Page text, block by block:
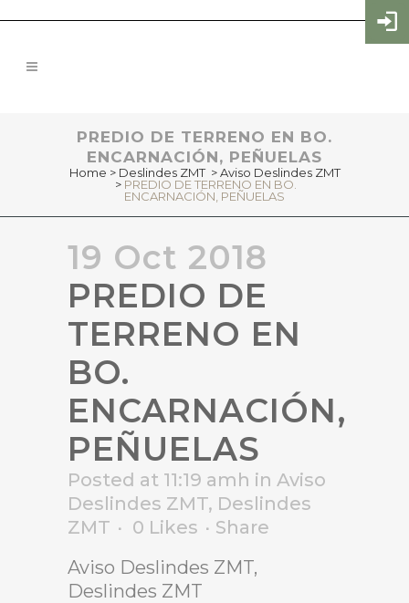
PREDIO DE TERRENO EN BO.
ENCARNACIÓN, PEÑUELAS
Home > Deslindes ZMT >Aviso Deslindes ZMT
> PREDIO DE TERRENO EN BO.
ENCARNACIÓN, PEÑUELAS
19 Oct 2018
PREDIO DE
TERRENO EN
BO.
ENCARNACIÓN,
PEÑUELAS
Posted at 11:19 amh in Aviso
Deslindes ZMT, Deslindes
ZMT
0 Likes
Share
Aviso Deslindes ZMT,
Deslindes ZMT